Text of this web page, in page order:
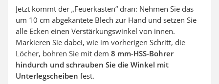
Jetzt kommt der „Feuerkasten“ dran: Nehmen Sie das
um 10 cm abgekantete Blech zur Hand und setzen Sie
alle Ecken einen Verstärkungswinkel von innen.
Markieren Sie dabei, wie im vorherigen Schritt, die
Löcher, bohren Sie mit dem 8 mm-HSS-Bohrer
hindurch und schrauben Sie die Winkel mit
Unterlegscheiben fest.